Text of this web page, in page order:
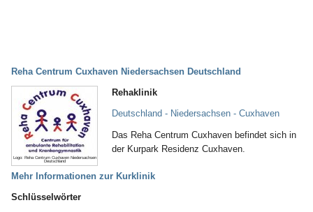
Reha Centrum Cuxhaven Niedersachsen Deutschland
Logo: Reha Centrum Cuxhaven Niedersachsen
Deutschland
Rehaklinik
Deutschland - Niedersachsen - Cuxhaven
Das Reha Centrum Cuxhaven befindet sich in
der Kurpark Residenz Cuxhaven.
Mehr Informationen zur Kurklinik
Schlüsselwörter